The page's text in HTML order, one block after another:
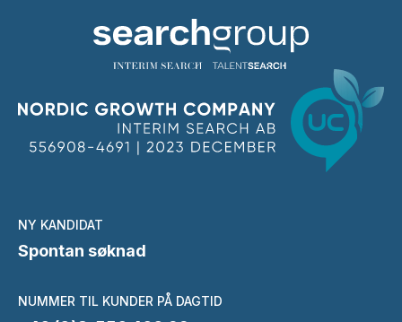
NY KANDIDAT
Spontan søknad
NUMMER TIL KUNDER PÅ DAGTID